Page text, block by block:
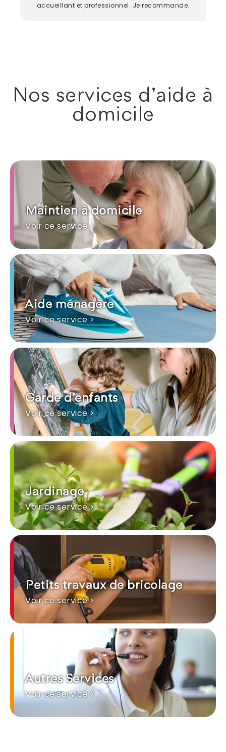
accueillant et professionnel. Je recommande.
Nos services d'aide à
domicile
Maintien à domicile
Voir ce service >
Aide ménagère
Voir ce service >
Garde d'enfants
Voir ce service >
Jardinage
Voir ce service >
Petits travaux de bricolage
Voir ce service >
Autres Services
Voir ce service >